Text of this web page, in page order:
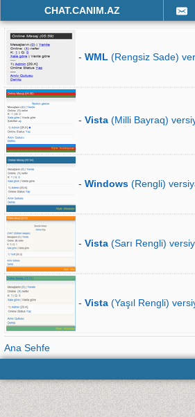
CHAT.CANIM.AZ
- WML (Rengsiz Sade)
- Vista (Milli Bayraq)
- Windows (Rengli)
- Vista (Sarı Rengli)
- Vista (Yaşıl Rengli)
Ana Sehfe